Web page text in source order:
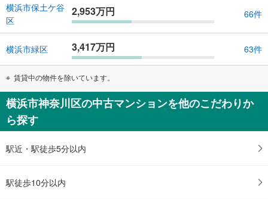
横浜市保土ケ谷
区
2,953万円 66件
横浜市緑区 3,417万円 63件
賃貸中の物件を除いています。
横浜市神奈川区の中古マンションを他のこだわりか
ら探す
駅近・駅徒歩5分以内
駅徒歩10分以内